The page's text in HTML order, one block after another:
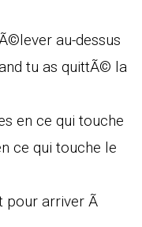
au-dessus
tu as quittÃ© la
en ce qui touche
ce qui touche le
pour arriver Ã